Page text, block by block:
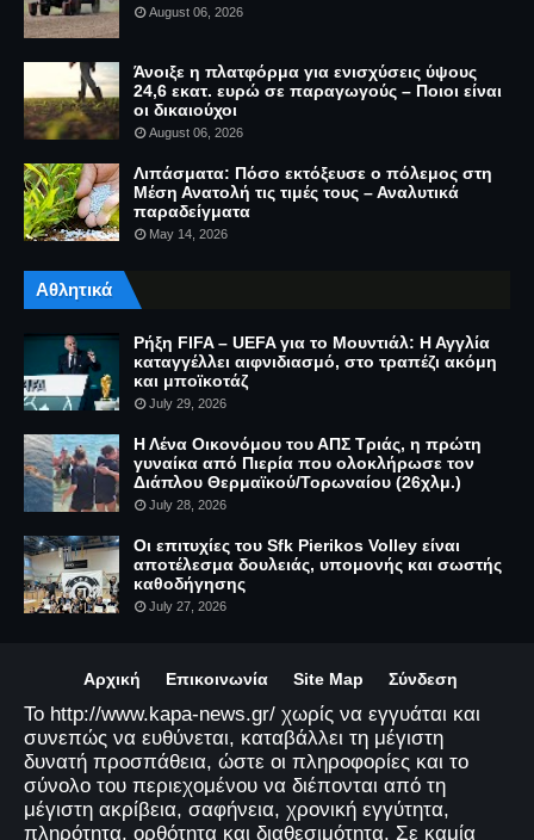
August 06, 2026
Άνοιξε η πλατφόρμα για ενισχύσεις ύψους
24,6 εκατ. ευρώ σε παραγωγούς – Ποιοι είναι
οι δικαιούχοι
August 06, 2026
Λιπάσματα: Πόσο εκτόξευσε ο πόλεμος στη
Μέση Ανατολή τις τιμές τους – Αναλυτικά
παραδείγματα
May 14, 2026
Αθλητικά
Ρήξη FIFA – UEFA για το Μουντιάλ: Η Αγγλία
καταγγέλλει αιφνιδιασμό, στο τραπέζι ακόμη
και μποϊκοτάζ
July 29, 2026
Η Λένα Οικονόμου του ΑΠΣ Τριάς, η πρώτη
γυναίκα από Πιερία που ολοκλήρωσε τον
Διάπλου Θερμαϊκού/Τορωναίου (26χλμ.)
July 28, 2026
Οι επιτυχίες του Sfk Pierikos Volley είναι
αποτέλεσμα δουλειάς, υπομονής και σωστής
καθοδήγησης
July 27, 2026
Αρχική Επικοινωνία Site Map Σύνδεση
Το http://www.kapa-news.gr/ χωρίς να εγγυάται και
συνεπώς να ευθύνεται, καταβάλλει τη μέγιστη
δυνατή προσπάθεια, ώστε οι πληροφορίες και το
σύνολο του περιεχομένου να διέπονται από τη
μέγιστη ακρίβεια, σαφήνεια, χρονική εγγύτητα,
πληρότητα, ορθότητα και διαθεσιμότητα. Σε καμία